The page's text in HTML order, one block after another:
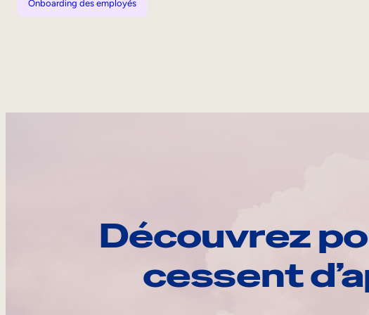
Onboarding des employés
Découvrez
cessent